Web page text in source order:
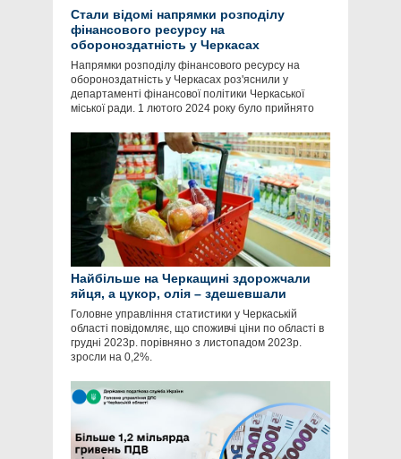
Стали відомі напрямки розподілу
фінансового ресурсу на
обороноздатність у Черкасах
Напрямки розподілу фінансового ресурсу на
обороноздатність у Черкасах роз'яснили у
департаменті фінансової політики Черкаської
міської ради. 1 лютого 2024 року було прийнято
Найбільше на Черкащині здорожчали
яйця, а цукор, олія – здешевшали
Головне управління статистики у Черкаській
області повідомляє, що споживчі ціни по області в
грудні 2023р. порівняно з листопадом 2023р.
зросли на 0,2%.